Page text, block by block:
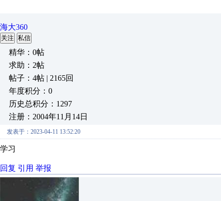
海大360
关注 私信
精华：0帖
求助：2帖
帖子：4帖 | 2165回
年度积分：0
历史总积分：1297
注册：2004年11月14日
发表于：2023-04-11 13:52:20
学习
回复 引用 举报